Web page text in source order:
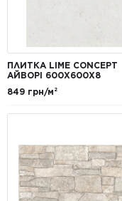
ПЛИТКА LIME CONCEPT
АЙВОРІ 600Х600Х8
849 грн/м²